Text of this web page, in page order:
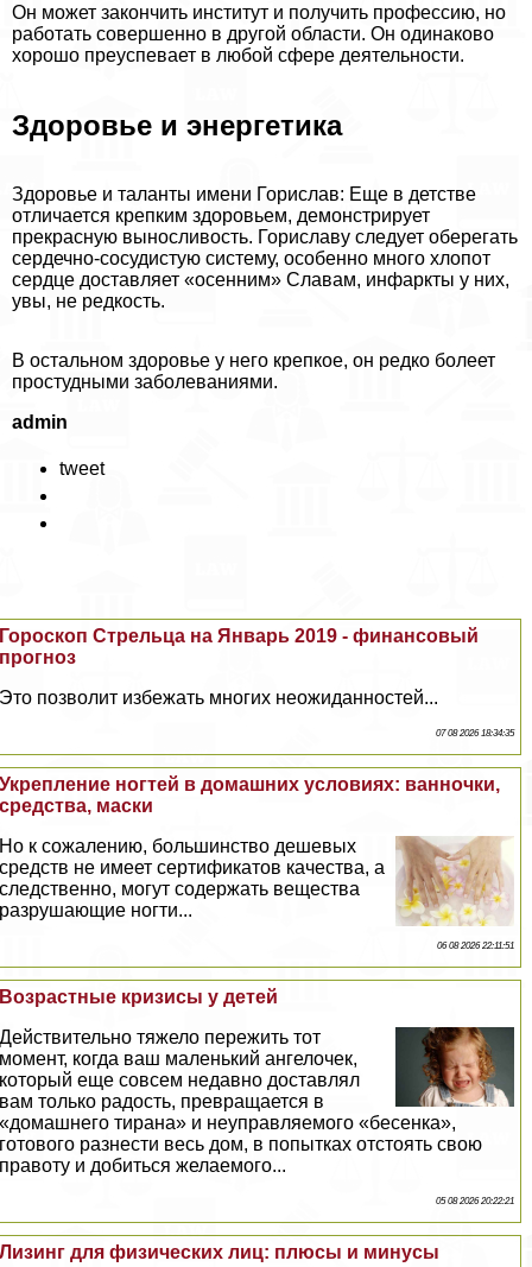
Он может закончить институт и получить профессию, но
работать совершенно в другой области. Он одинаково
хорошо преуспевает в любой сфере деятельности.
Здоровье и энергетика
Здоровье и таланты имени Горислав: Еще в детстве
отличается крепким здоровьем, демонстрирует
прекрасную выносливость. Гориславу следует оберегать
сердечно-сосудистую систему, особенно много хлопот
сердце доставляет «осенним» Славам, инфаркты у них,
увы, не редкость.
В остальном здоровье у него крепкое, он редко болеет
простудными заболеваниями.
admin
tweet
Гороскоп Стрельца на Январь 2019 - финансовый
прогноз
Это позволит избежать многих неожиданностей...
07 08 2026 18:34:35
Укрепление ногтей в домашних условиях: ванночки,
средства, маски
Но к сожалению, большинство дешевых
средств не имеет сертификатов качества, а
следственно, могут содержать вещества
разрушающие ногти...
06 08 2026 22:11:51
Возрастные кризисы у детей
Действительно тяжело пережить тот
момент, когда ваш маленький ангелочек,
который еще совсем недавно доставлял
вам только радость, превращается в
«домашнего тирана» и неуправляемого «бесенка»,
готового разнести весь дом, в попытках отстоять свою
правоту и добиться желаемого...
05 08 2026 20:22:21
Лизинг для физических лиц: плюсы и минусы